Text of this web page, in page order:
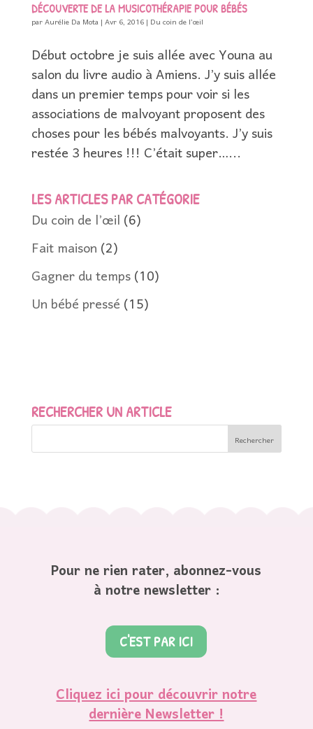
DÉCOUVERTE DE LA MUSICOTHÉRAPIE POUR BÉBÉS
parAurélie Da Mota|Avr 6, 2016| Du coin de l’œil
Début octobre je suis allée avec Youna au
salon du livre audio à Amiens. J’y suis allée
dans un premier temps pour voir si les
associations de malvoyant proposent des
choses pour les bébés malvoyants. J’y suis
restée 3 heures !!! C’était super…...
LES ARTICLES PAR CATÉGORIE
Du coin de l’œil(6)
Fait maison(2)
Gagner du temps(10)
Un bébé pressé(15)
RECHERCHER UN ARTICLE
Pour ne rien rater, abonnez-vous
à notre newsletter :
C'EST PAR ICI
Cliquez ici pour découvrir notre
dernière Newsletter !